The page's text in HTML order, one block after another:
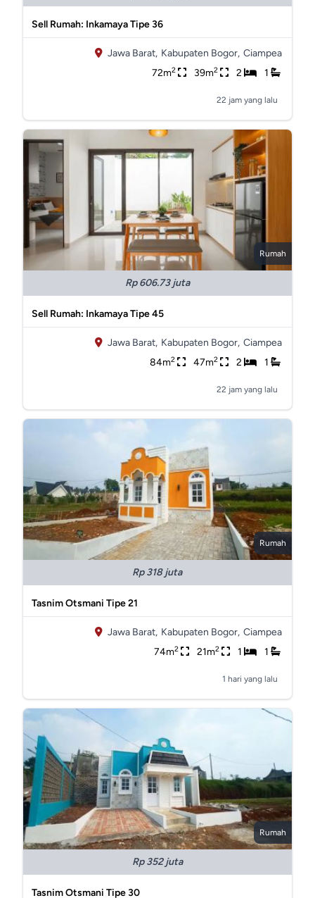
Sell Rumah: Inkamaya Tipe 36
Jawa Barat, Kabupaten Bogor, Ciampea
72m2 39m2 2 1
22 jam yang lalu
Rumah
Rp 606.73 juta
Sell Rumah: Inkamaya Tipe 45
Jawa Barat, Kabupaten Bogor, Ciampea
84m2 47m2 2 1
22 jam yang lalu
Rumah
Rp 318 juta
Tasnim Otsmani Tipe 21
Jawa Barat, Kabupaten Bogor, Ciampea
74m2 21m2 1 1
1 hari yang lalu
Rumah
Rp 352 juta
Tasnim Otsmani Tipe 30